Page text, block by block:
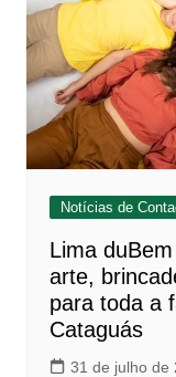
Notícias de
Lima
arte,
para toda a
Cataguás
31 de julho de